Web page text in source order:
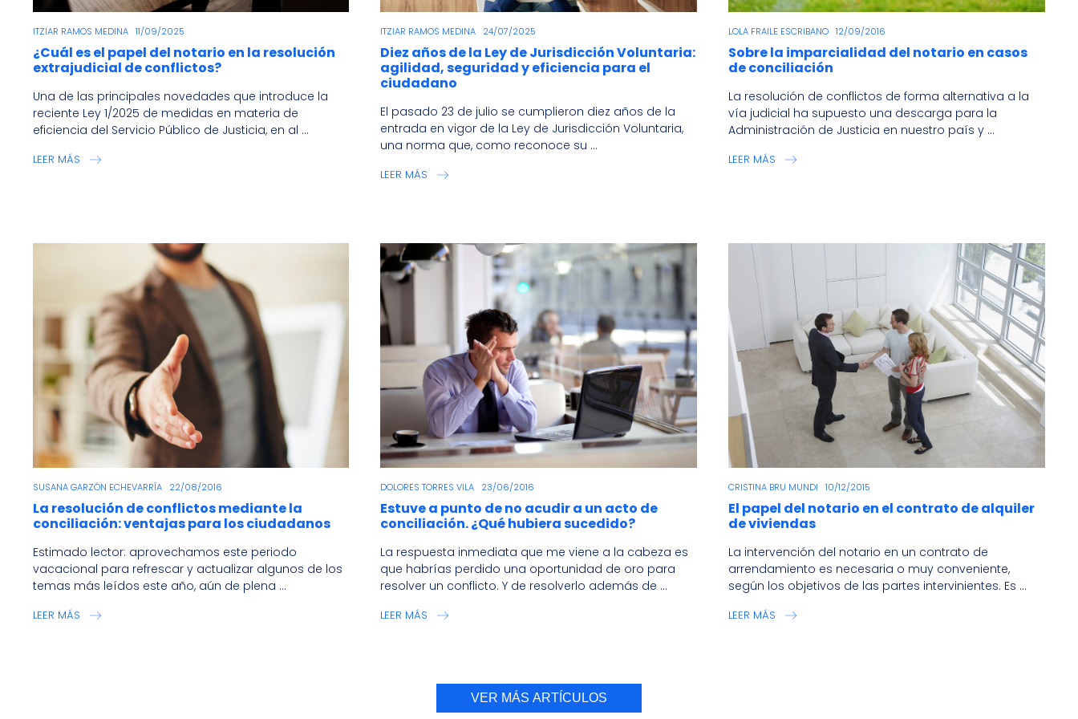
ITZIAR RAMOS MEDINA 11/09/2025
¿Cuál es el papel del notario en la resolución
extrajudicial de conflictos?
Una de las principales novedades que introduce la
reciente Ley 1/2025 de medidas en materia de
eficiencia del Servicio Público de Justicia, en al ...
LEER MÁS
ITZIAR RAMOS MEDINA 24/07/2025
Diez años de la Ley de Jurisdicción Voluntaria:
agilidad, seguridad y eficiencia para el
ciudadano
El pasado 23 de julio se cumplieron diez años de la
entrada en vigor de la Ley de Jurisdicción Voluntaria,
una norma que, como reconoce su ...
LEER MÁS
LOLA FRAILE ESCRIBANO 12/09/2016
Sobre la imparcialidad del notario en casos
de conciliación
La resolución de conflictos de forma alternativa a la
vía judicial ha supuesto una descarga para la
Administración de Justicia en nuestro país y ...
LEER MÁS
SUSANA GARZÓN ECHEVARRÍA 22/08/2016
La resolución de conflictos mediante la
conciliación: ventajas para los ciudadanos
Estimado lector: aprovechamos este periodo
vacacional para refrescar y actualizar algunos de los
temas más leídos este año, aún de plena ...
LEER MÁS
DOLORES TORRES VILA 23/06/2016
Estuve a punto de no acudir a un acto de
conciliación. ¿Qué hubiera sucedido?
La respuesta inmediata que me viene a la cabeza es
que habrías perdido una oportunidad de oro para
resolver un conflicto. Y de resolverlo además de ...
LEER MÁS
CRISTINA BRU MUNDI 10/12/2015
El papel del notario en el contrato de alquiler
de viviendas
La intervención del notario en un contrato de
arrendamiento es necesaria o muy conveniente,
según los objetivos de las partes intervinientes. Es ...
LEER MÁS
VER MÁS ARTÍCULOS